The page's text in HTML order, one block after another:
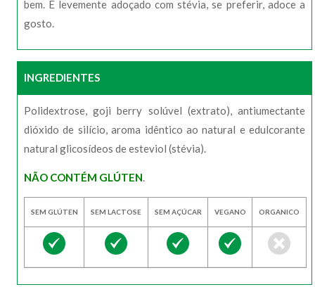
bem. É levemente adoçado com stévia, se preferir, adoce a
gosto.
INGREDIENTES
Polidextrose, goji berry solúvel (extrato), antiumectante
dióxido de silício, aroma idêntico ao natural e edulcorante
natural glicosídeos de esteviol (stévia).
NÃO CONTÉM GLÚTEN.
SEM GLÚTEN SEM LACTOSE SEM AÇÚCAR VEGANO ORGANICO